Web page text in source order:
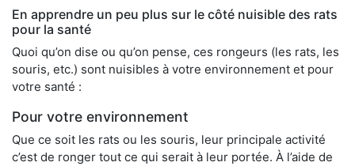
En apprendre un peu plus sur le côté nuisible des rats
pour la santé
Quoi qu’on dise ou qu’on pense, ces rongeurs (les rats, les
souris, etc.) sont nuisibles à votre environnement et pour
votre santé :
Pour votre environnement
Que ce soit les rats ou les souris, leur principale activité
c’est de ronger tout ce qui serait à leur portée. À l’aide de